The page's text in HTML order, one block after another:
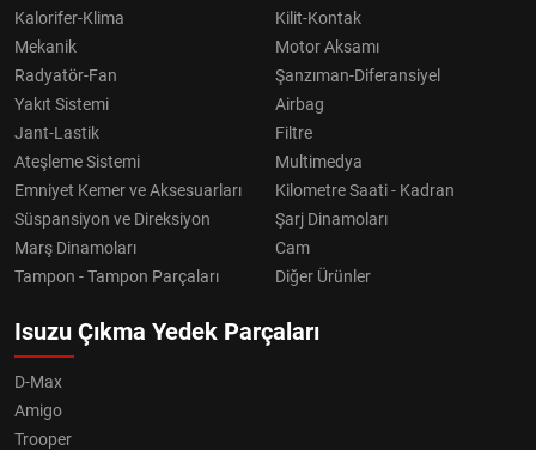
Kalorifer-Klima
Kilit-Kontak
Mekanik
Motor Aksamı
Radyatör-Fan
Şanzıman-Diferansiyel
Yakıt Sistemi
Airbag
Jant-Lastik
Filtre
Ateşleme Sistemi
Multimedya
Emniyet Kemer ve Aksesuarları
Kilometre Saati - Kadran
Süspansiyon ve Direksiyon
Şarj Dinamoları
Marş Dinamoları
Cam
Tampon - Tampon Parçaları
Diğer Ürünler
Isuzu Çıkma Yedek Parçaları
D-Max
Amigo
Trooper